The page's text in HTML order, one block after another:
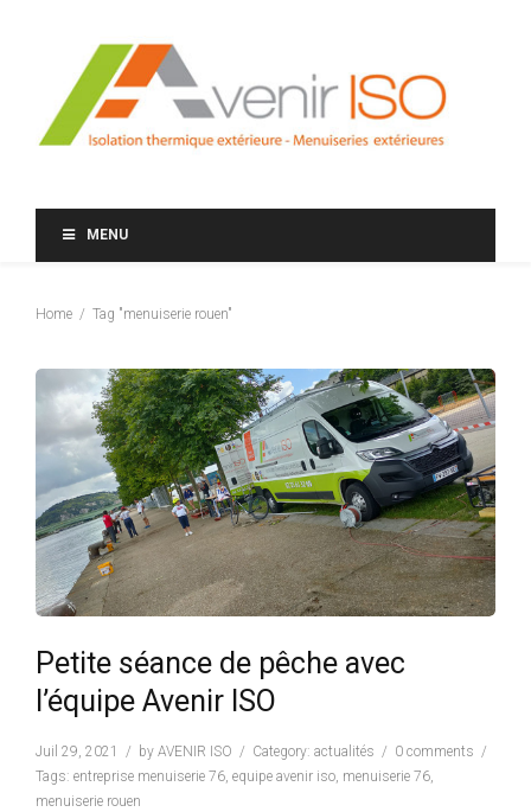
MENU
Home Tag "menuiserie rouen"
Petite séance de pêche avec
l’équipe Avenir ISO
Juil 29, 2021 by AVENIR ISO Category: actualités
0 comments
Tags: entreprise menuiserie 76, equipe avenir iso, menuiserie 76,
menuiserie rouen